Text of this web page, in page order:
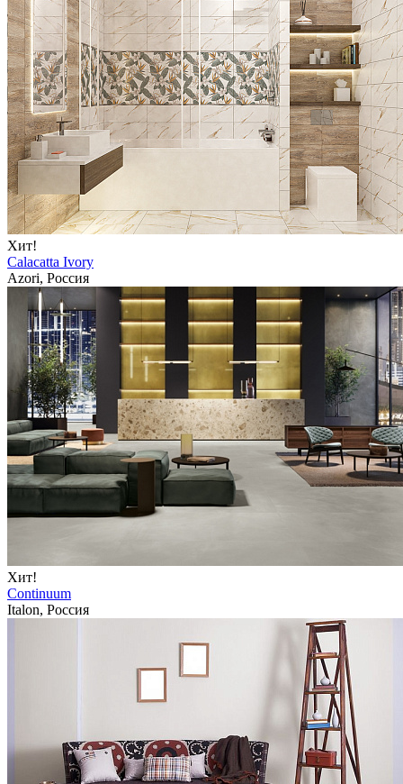
Хит!
Calacatta Ivory
Azori, Россия
Хит!
Continuum
Italon, Россия